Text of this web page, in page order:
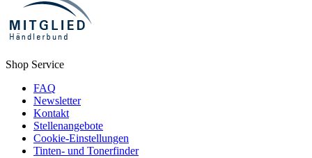
Shop Service
FAQ
Newsletter
Kontakt
Stellenangebote
Cookie-Einstellungen
Tinten- und Tonerfinder